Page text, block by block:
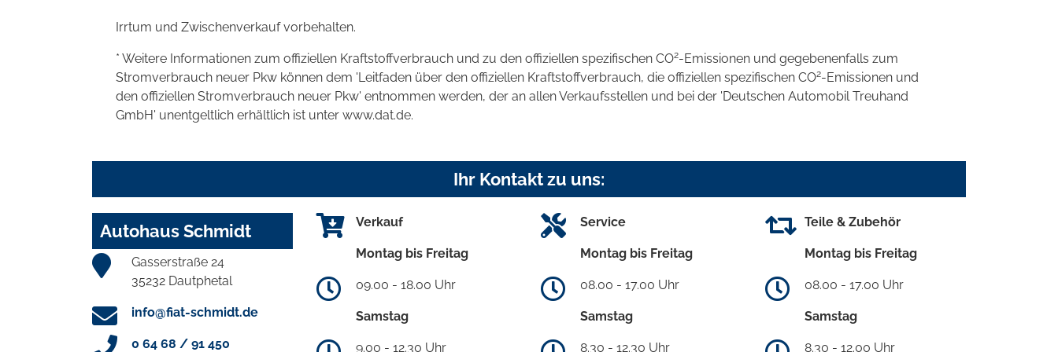
Irrtum und Zwischenverkauf vorbehalten.
* Weitere Informationen zum offiziellen Kraftstoffverbrauch und zu den offiziellen spezifischen CO2-Emissionen und gegebenenfalls zum
Stromverbrauch neuer Pkw können dem 'Leitfaden über den offiziellen Kraftstoffverbrauch, die offiziellen spezifischen CO2-Emissionen und
den offiziellen Stromverbrauch neuer Pkw' entnommen werden, der an allen Verkaufsstellen und bei der 'Deutschen Automobil Treuhand
GmbH' unentgeltlich erhältlich ist unter www.dat.de.
Ihr Kontakt zu uns:
Autohaus Schmidt
Gasserstraße 24
35232 Dautphetal
info@fiat-schmidt.de
0 64 68 / 91 450
Verkauf
Montag bis Freitag
09.00 - 18.00 Uhr
Samstag
9.00 - 12.30 Uhr
Service
Montag bis Freitag
08.00 - 17.00 Uhr
Samstag
8.30 - 12.30 Uhr
Teile & Zubehör
Montag bis Freitag
08.00 - 17.00 Uhr
Samstag
8.30 - 12.00 Uhr